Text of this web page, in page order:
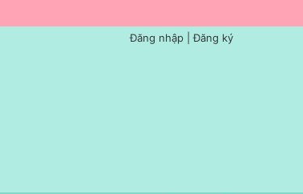
Đăng nhập |Đăng ký